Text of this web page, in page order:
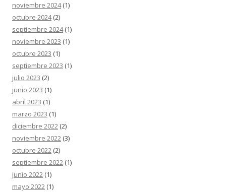
noviembre 2024(1)
octubre 2024(2)
septiembre 2024(1)
noviembre 2023 (1)
octubre 2023 (1)
septiembre 2023 (1)
julio 2023 (2)
junio 2023 (1)
abril 2023 (1)
marzo 2023 (1)
diciembre 2022 (2)
noviembre 2022 (3)
octubre 2022 (2)
septiembre 2022 (1)
junio 2022 (1)
mayo 2022 (1)